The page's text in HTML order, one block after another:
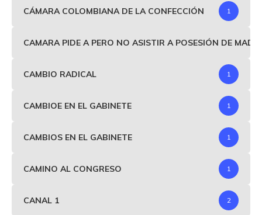
CÁMARA COLOMBIANA DE LA CONFECCIÓN 1
CAMARA PIDE A PERO NO ASISTIR A POSESIÓN DE
CAMBIO RADICAL 1
CAMBIOE EN EL GABINETE 1
CAMBIOS EN EL GABINETE 1
CAMINO AL CONGRESO 1
CANAL 1 2